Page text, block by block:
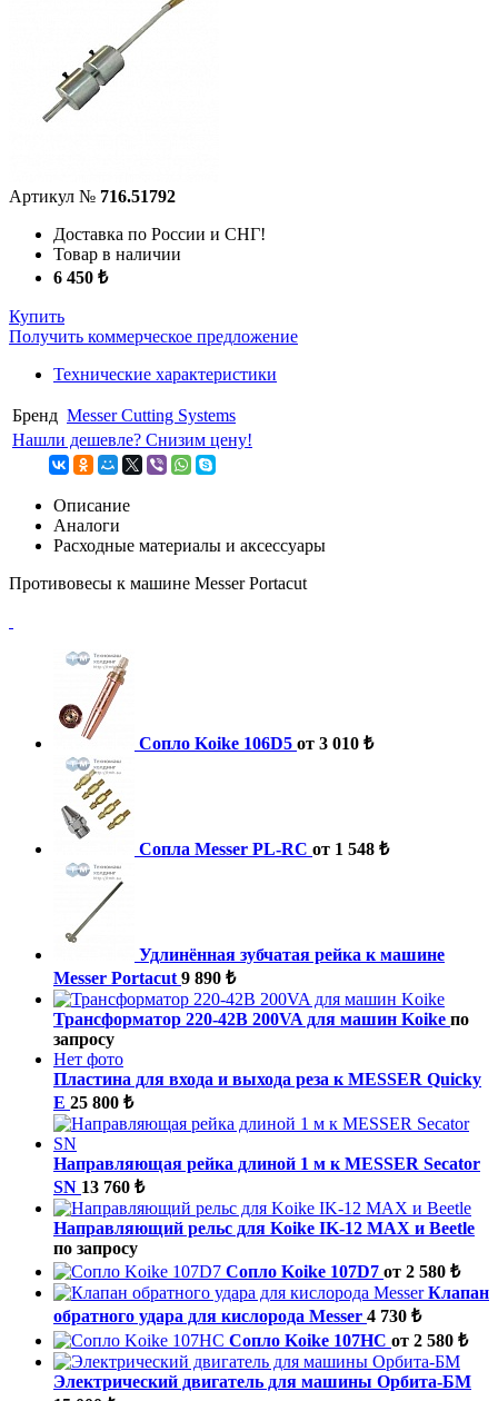
Артикул № 716.51792
Доставка по России и СНГ!
Товар в наличии
6 450 ₺
Купить
Получить коммерческое предложение
Технические характеристики
Бренд Messer Cutting Systems
Нашли дешевле? Снизим цену!
Описание
Аналоги
Расходные материалы и аксессуары
Противовесы к машине Messer Portacut
Сопло Koike 106D5 от 3 010 ₺
Сопла Messer PL-RC от 1 548 ₺
Удлинённая зубчатая рейка к машине
Messer Portacut 9 890 ₺
Трансформатор 220-42В 200VA для машин Koike по
запросу
Нет фото
Пластина для входа и выхода реза к MESSER Quicky
E 25 800 ₺
Направляющая рейка длиной 1 м к MESSER Secator
SN 13 760 ₺
Направляющий рельс для Koike IK-12 MAX и Beetle
по запросу
Сопло Koike 107D7 от 2 580 ₺
Клапан
обратного удара для кислорода Messer 4 730 ₺
Сопло Koike 107HC от 2 580 ₺
Электрический двигатель для машины Орбита-БМ